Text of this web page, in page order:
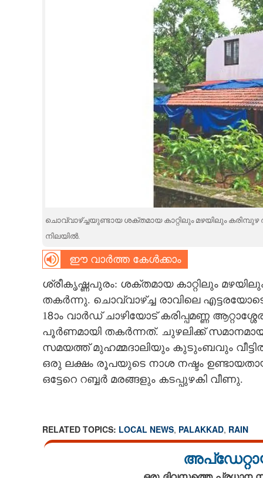
CARTOONS
LITERATURE
CONTACT US
ചൊവ്വാഴ്ച്ചയുണ്ടായ ശക്തമായ കാറ്റിലും മഴയിലും കരിമ്പുഴ
നിലയിൽ.
ഈ വാർത്ത കേൾക്കാം
ശ്രീകൃഷ്ണപുരം: ശക്തമായ കാറ്റിലും
തകർന്നു. ചൊവ്വാഴ്ച്ച രാവിലെ
18ാം വാർഡ് ചാഴിയോട് കരിപ്പമണ്ണ
പൂർണമായി തകർന്നത്. ചുഴലിക്ക് സമാനമായ
സമയത്ത് മുഹമ്മദാലിയും കുടുംബവും വീട്ടിൽ
ഒരു ലക്ഷം രൂപയുടെ നാശ നഷ്ടം
ഒട്ടേറെ റബ്ബർ മരങ്ങളും കടപ്പുഴകി വീണു.
RELATED TOPICS: LOCAL NEWS, PALAKKAD, RAIN